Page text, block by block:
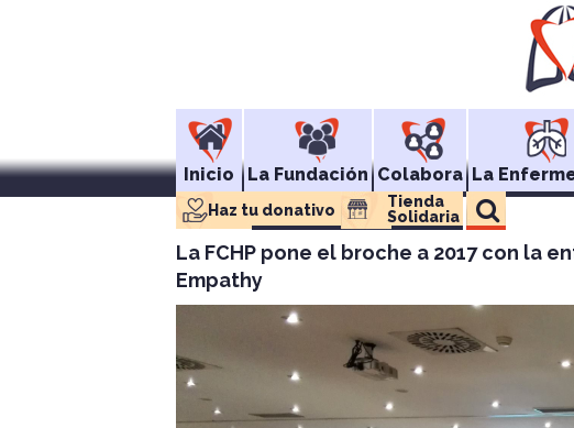
Inicio La Fundación Colabora La
Haz tu donativo
Tienda
Solidaria
La FCHP pone el broche a 2017 con la
Empathy